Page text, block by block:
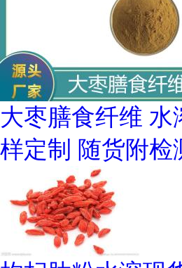
大枣膳食纤维 水
样定制 随货附检